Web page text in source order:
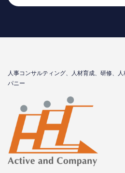
⼈事コンサルティング、⼈材育成、研修、
パニー